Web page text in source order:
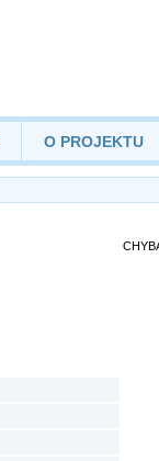
O PROJEKTU